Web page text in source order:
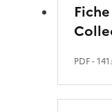
PDF-